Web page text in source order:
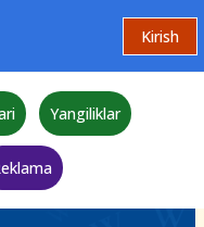
Kirish
Yangiliklar